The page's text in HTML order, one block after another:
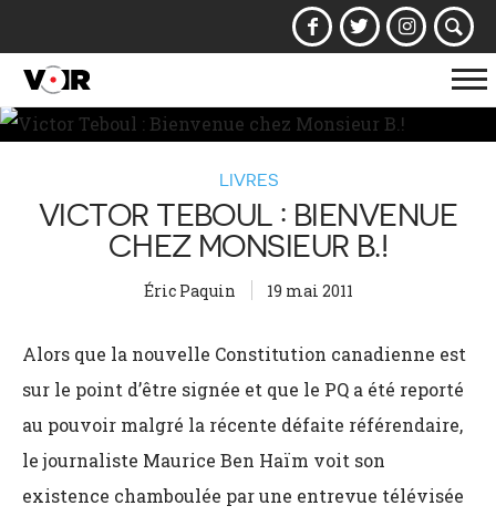
la
LIVRES
VICTOR TEBOUL : BIENVENUE
CHEZ MONSIEUR B.!
Éric Paquin 19 mai 2011
Alors que la nouvelle Constitution canadienne est
sur le point d’être signée et que le PQ a été reporté
au pouvoir malgré la récente défaite référendaire,
le journaliste Maurice Ben Haïm voit son
existence chamboulée par une entrevue télévisée